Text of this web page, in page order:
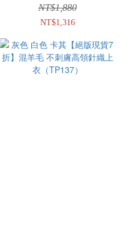
NT$1,880
NT$1,316